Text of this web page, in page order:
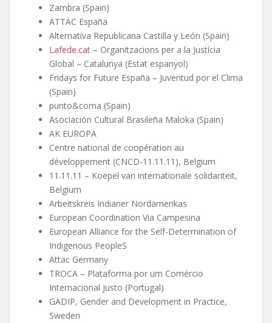
Zambra (Spain)
ATTAC España
Alternativa Republicana Castilla y León (Spain)
Lafede.cat – Organitzacions per a la Justícia
Global – Catalunya (Estat espanyol)
Fridays for Future España – Juventud por el Clima
(Spain)
punto&coma (Spain)
Asociación Cultural Brasileña Maloka (Spain)
AK EUROPA
Centre national de coopération au
développement (CNCD-11.11.11), Belgium
11.11.11 – Koepel van internationale solidariteit,
Belgium
Arbeitskreis Indianer Nordamerikas
European Coordination Via Campesina
European Alliance for the Self-Determination of
Indigenous PeopleS
Attac Germany
TROCA – Plataforma por um Comércio
Internacional Justo (Portugal)
GADIP, Gender and Development in Practice,
Sweden